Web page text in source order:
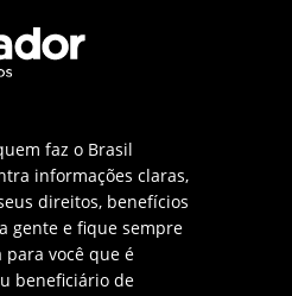
faz o Brasil
informações claras,
direitos, benefícios
gente e fique sempre
você que é
beneficiário de